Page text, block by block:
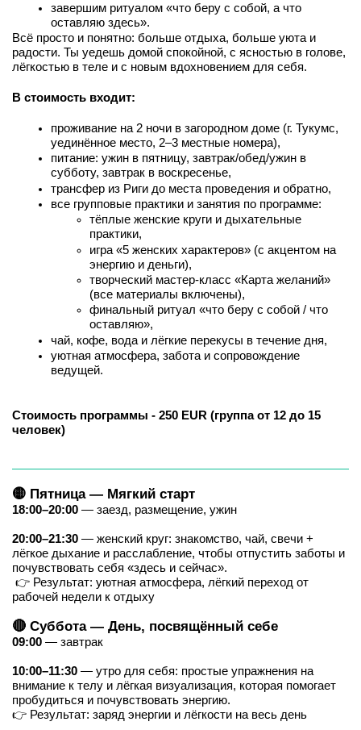
завершим ритуалом «что беру с собой, а что
оставляю здесь».
Всё просто и понятно: больше отдыха, больше уюта и
радости. Ты уедешь домой спокойной, с ясностью в голове,
лёгкостью в теле и с новым вдохновением для себя.
В стоимость входит:
проживание на 2 ночи в загородном доме (г. Тукумс,
уединённое место, 2–3 местные номера),
питание: ужин в пятницу, завтрак/обед/ужин в
субботу, завтрак в воскресенье,
трансфер из Риги до места проведения и обратно,
все групповые практики и занятия по программе:
тёплые женские круги и дыхательные
практики,
игра «5 женских характеров» (с акцентом на
энергию и деньги),
творческий мастер-класс «Карта желаний»
(все материалы включены),
финальный ритуал «что беру с собой / что
оставляю»,
чай, кофе, вода и лёгкие перекусы в течение дня,
уютная атмосфера, забота и сопровождение
ведущей.
Стоимость программы - 250 EUR (группа от 12 до 15
человек)
🟡 Пятница — Мягкий старт
18:00–20:00 — заезд, размещение, ужин
20:00–21:30 — женский круг: знакомство, чай, свечи +
лёгкое дыхание и расслабление, чтобы отпустить заботы и
почувствовать себя «здесь и сейчас».
👉 Результат: уютная атмосфера, лёгкий переход от
рабочей недели к отдыху
🔴 Суббота — День, посвящённый себе
09:00 — завтрак
10:00–11:30 — утро для себя: простые упражнения на
внимание к телу и лёгкая визуализация, которая помогает
пробудиться и почувствовать энергию.
👉 Результат: заряд энергии и лёгкости на весь день